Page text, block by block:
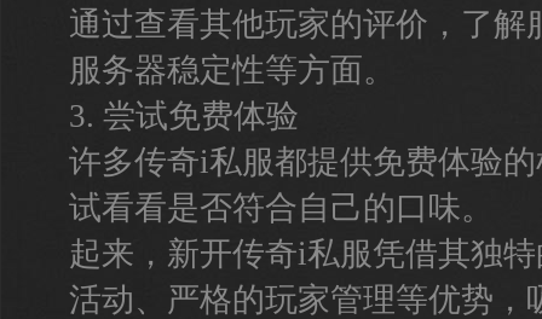
通过查看其他玩家的评价，了解
服务器稳定性等方面。
3. 尝试免费体验
许多传奇i私服都提供免费体验
试看看是否符合自己的口味。
起来，新开传奇i私服凭借其独
活动、严格的玩家管理等优势，